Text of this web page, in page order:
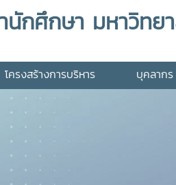
ศึกษา มหาวิทยา
โครงสร้างการบริหาร บุคลากร